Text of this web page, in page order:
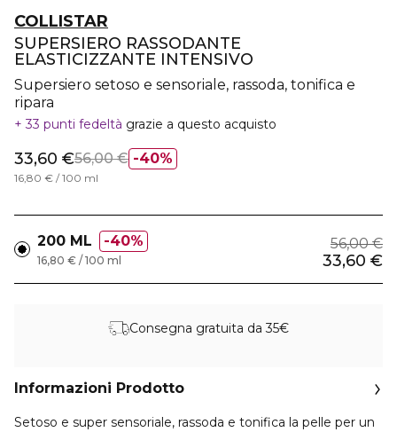
COLLISTAR
SUPERSIERO RASSODANTE
ELASTICIZZANTE INTENSIVO
Supersiero setoso e sensoriale, rassoda, tonifica e
ripara
33 punti fedeltà grazie a questo acquisto
40%
33,60 €56,00 €
16,80 € / 100 ml
200 ML 40% 56,00 €
33,60 €
16,80 € / 100 ml
Consegna gratuita da 35€
Informazioni Prodotto
Setoso e super sensoriale, rassoda e tonifica la pelle per un